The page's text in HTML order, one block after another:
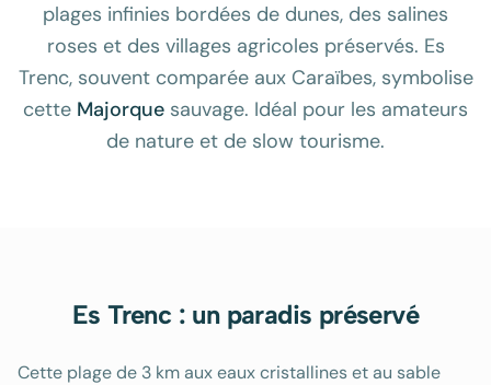
plages infinies bordées de dunes, des salines
roses et des villages agricoles préservés. Es
Trenc, souvent comparée aux Caraïbes, symbolise
cette Majorque sauvage. Idéal pour les amateurs
de nature et de slow tourisme.
Es Trenc : un paradis préservé
Cette plage de 3 km aux eaux cristallines et au sable